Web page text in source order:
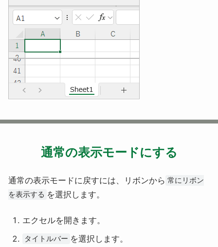
通常の表示モードにする
通常の表示モードに戻すには、リボンから 常にリボン
を表示する を選択します。
エクセルを開きます。
タイトルバー を選択します。